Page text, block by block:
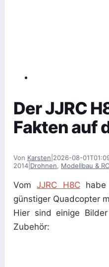
Der JJRC
Fakten auf
Von Karsten 2026-08-
2014 Drohnen, Modellbau & RC
VomJJRC H8Chabe
günstiger Quadcopter
Hier sind einige
Zubehör: